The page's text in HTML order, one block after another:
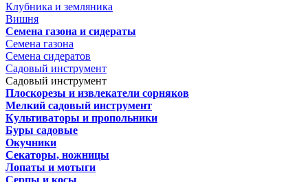
Клубника и земляника
Вишня
Семена газона и сидераты
Семена газона
Семена сидератов
Садовый инструмент
Садовый инструмент
Плоскорезы и извлекатели сорняков
Мелкий садовый инструмент
Культиваторы и пропольники
Буры садовые
Окучники
Секаторы, ножницы
Лопаты и мотыги
Серпы и косы